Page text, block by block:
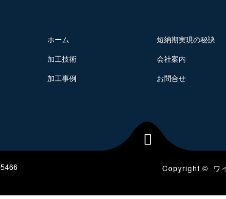
ホーム
加工技術
加工事例
短納期実現の秘訣
会社案内
お問合せ

Copyright © ワ